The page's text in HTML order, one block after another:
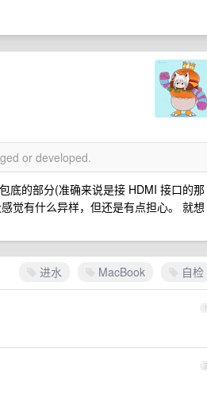
or developed.
底的部分(准确来说是接 HDMI 接口的那
觉有什么异样，但还是有点担心。 就想
进水 MacBook 自检
1
2